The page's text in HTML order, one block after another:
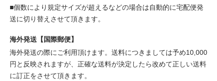
■個数により規定サイズが超えるなどの場合は自動的に宅配便発
送に切り替えさせて頂きます。
海外発送【国際郵便】
海外発送の際にご利用頂けます。送料につきましては予め10,000
円と反映されますが、正確な送料が決定したら改めて正しい送料
に訂正をさせて頂きます。